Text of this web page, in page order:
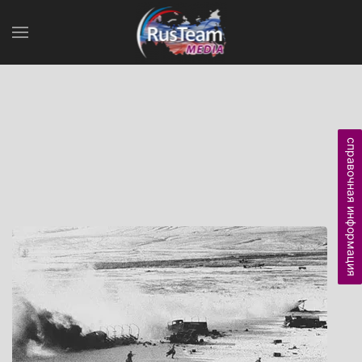
справочная информация